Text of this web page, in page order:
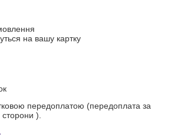
на вашу картку
передоплатою (передоплата за
сторони ).